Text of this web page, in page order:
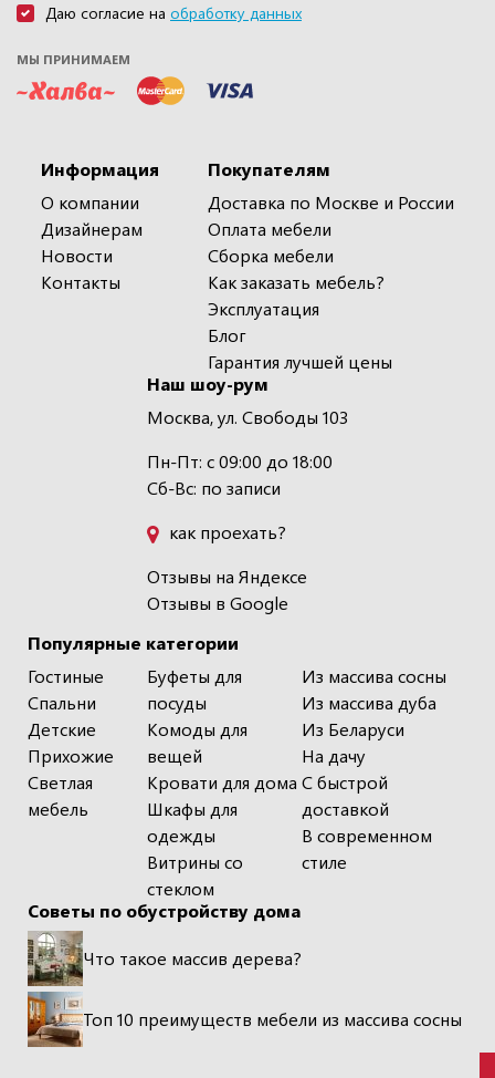
Даю согласие на обработку данных
МЫ ПРИНИМАЕМ
Информация
О компании
Дизайнерам
Новости
Контакты
Популярные категории
Гостиные
Спальни
Детские
Прихожие
Светлая
мебель
Буфеты для
посуды
Комоды для
вещей
Кровати для дома
Шкафы для
одежды
Витрины со
стеклом
Из массива сосны
Из массива дуба
Из Беларуси
На дачу
С быстрой
доставкой
В современном
стиле
Покупателям
Доставка по Москве и России
Оплата мебели
Сборка мебели
Как заказать мебель?
Эксплуатация
Блог
Гарантия лучшей цены
Наш шоу-рум
Москва, ул. Свободы 103
Пн-Пт: с 09:00 до 18:00
Сб-Вс: по записи
как проехать?
Отзывы на Яндексе
Отзывы в Google
Советы по обустройству дома
Что такое массив дерева?
Топ 10 преимуществ мебели из массива сосны